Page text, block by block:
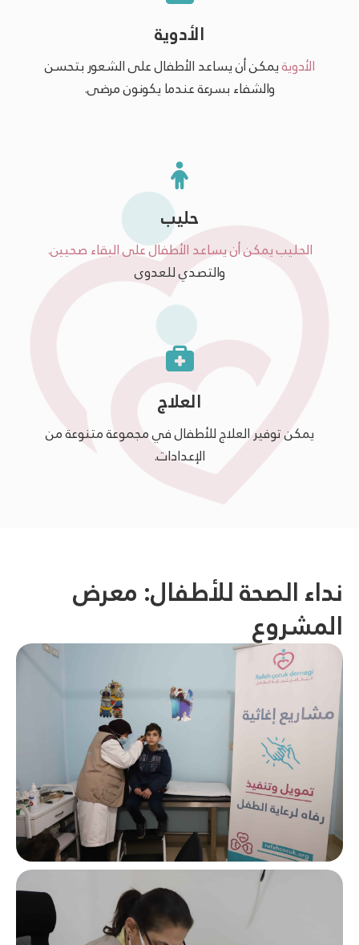
الأدوية
الأدويةيمكن أن يساعد الأطفال على الشعور بتحسن
والشفاء بسرعة عندما يكونون مرضى.
حليب
الحليب يمكن أن يساعد الأطفال على البقاء صحيين.
والتصدي للعدوى
العلاج
يمكن توفير العلاج للأطفال في مجموعة متنوعة من
الإعدادات.
نداء الصحة للأطفال: معرض
المشروع